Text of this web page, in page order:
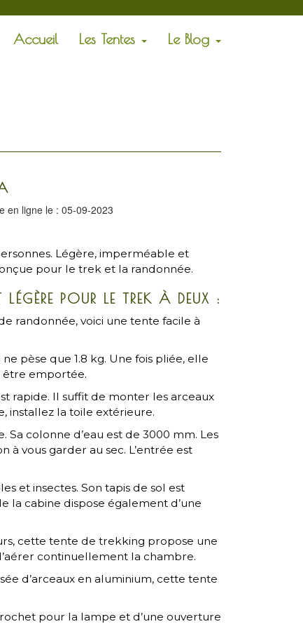
Accueil Les Tentes Le Blog
en ligne le : 05-09-2023
Légère, imperméable et
pour le trek et la randonnée.
POUR LE TREK À DEUX :
randonnée, voici une tente facile à
pèse que 1.8 kg. Une fois pliée, elle
emportée.
rapide. Il suffit de monter les arceaux
installez la toile extérieure.
Sa colonne d’eau est de 3000 mm. Les
à vous garder au sec. L’entrée est
et insectes. Son tapis de sol est
la cabine dispose également d’une
cette tente de trekking propose une
continuellement la chambre.
d’arceaux en aluminium, cette tente
pour la lampe et d’une ouverture